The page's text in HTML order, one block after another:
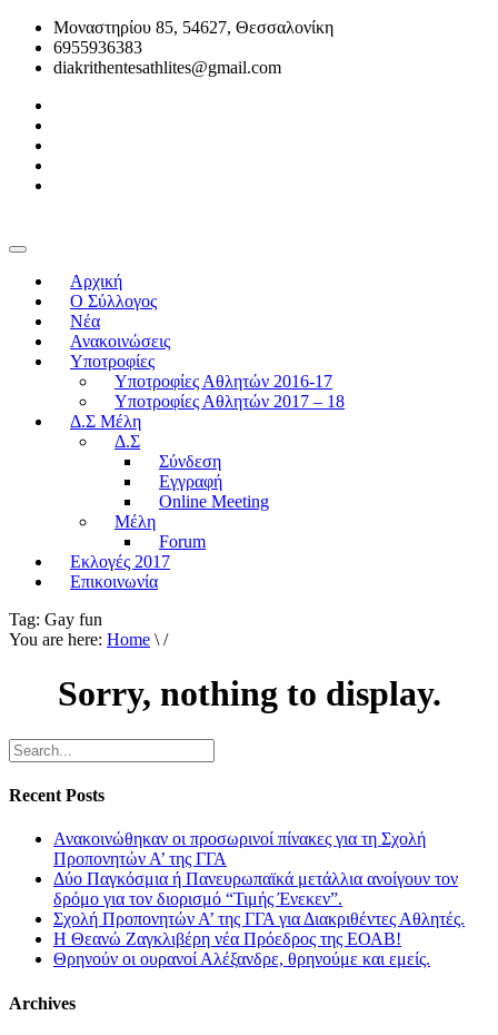
Μοναστηρίου 85, 54627, Θεσσαλονίκη
6955936383
diakrithentesathlites@gmail.com
Αρχική
O Σύλλογος
Νέα
Ανακοινώσεις
Υποτροφίες
Υποτροφίες Αθλητών 2016-17
Υποτροφίες Αθλητών 2017 – 18
Δ.Σ Μέλη
Δ.Σ
Σύνδεση
Εγγραφή
Online Meeting
Μέλη
Forum
Εκλογές 2017
Επικοινωνία
Tag: Gay fun
You are here: Home \ /
Sorry, nothing to display.
Recent Posts
Ανακοινώθηκαν οι προσωρινοί πίνακες για τη Σχολή
Προπονητών Α’ της ΓΓΑ
Δύο Παγκόσμια ή Πανευρωπαϊκά μετάλλια ανοίγουν τον
δρόμο για τον διορισμό “Τιμής Ένεκεν”.
Σχολή Προπονητών Α’ της ΓΓΑ για Διακριθέντες Αθλητές.
Η Θεανώ Ζαγκλιβέρη νέα Πρόεδρος της ΕΟΑΒ!
Θρηνούν οι ουρανοί Αλέξανδρε, θρηνούμε και εμείς.
Archives